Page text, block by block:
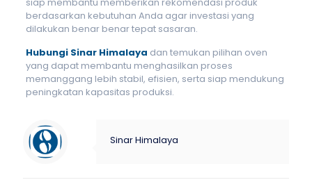
berdasarkan kebutuhan Anda agar investasi yang
dilakukan benar benar tepat sasaran.
Hubungi Sinar Himalaya dan temukan pilihan oven
yang dapat membantu menghasilkan proses
memanggang lebih stabil, efisien, serta siap mendukung
peningkatan kapasitas produksi.
Sinar Himalaya